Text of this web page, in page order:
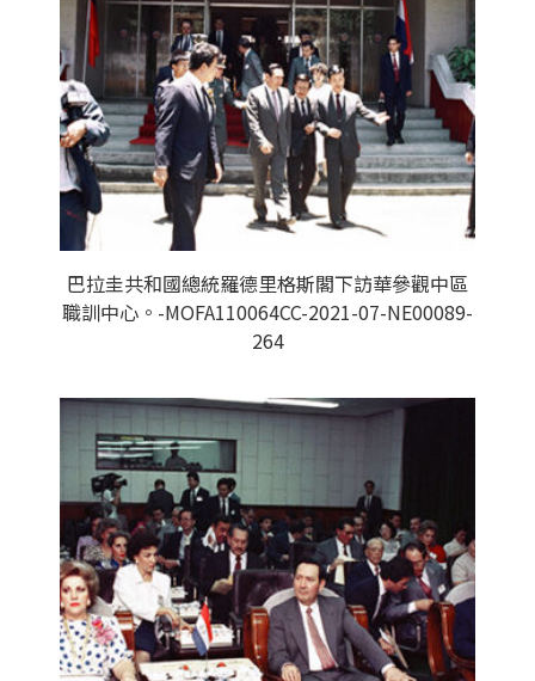
巴拉圭共和國總統羅德里格斯閣下訪華參觀中區
職訓中心。-MOFA110064CC-2021-07-NE00089-
264